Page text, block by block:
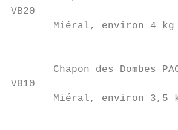
VB20
Miéral, environ 4
Chapon des Dombes
VB10
Miéral, environ 3,5